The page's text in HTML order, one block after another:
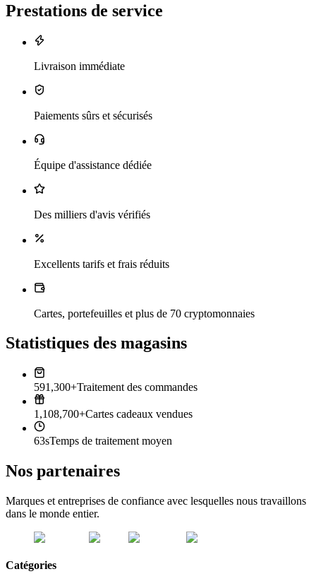
Prestations de service
Livraison immédiate
Paiements sûrs et sécurisés
Équipe d'assistance dédiée
Des milliers d'avis vérifiés
Excellents tarifs et frais réduits
Cartes, portefeuilles et plus de 70 cryptomonnaies
Statistiques des magasins
591,300+Traitement des commandes
1,108,700+Cartes cadeaux vendues
63sTemps de traitement moyen
Nos partenaires
Marques et entreprises de confiance avec lesquelles nous travaillons
dans le monde entier.
Catégories